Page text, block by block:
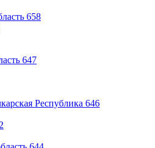
658
647
Республика 646